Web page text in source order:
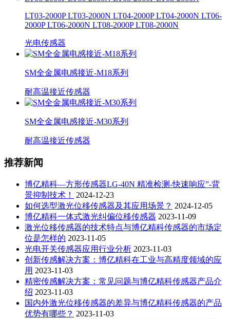
LT03-2000P LT03-2000N LT04-2000P LT04-2000N LT06-
2000P LT06-2000N LT08-2000P LT08-2000N
光电传感器
SM全金属电感接近-M18系列
耐高温接近传感器
SM全金属电感接近-M30系列
耐高温接近传感器
推荐新闻
博亿精科—方形传感器LG-40N 精准检测-快速响应”-背
景抑制技术！
2024-12-23
如何选型激光位移传感器及其应用场景？ 2024-12-05
博亿精科一体式激光纠偏位移传感器 2023-11-09
激光位移传感器的技术特点与博亿精科传感器的市场定
位是怎样的 2023-11-05
光电开关传感器应用行业分析 2023-11-03
创新传感解决方案：博亿精科在工业与高精度领域的应
用 2023-11-03
精密传感解决方案：常见问题与博亿精科传感器产品介
绍 2023-11-03
国内外激光位移传感器的差异与博亿精科传感器的产品
优势有哪些？ 2023-11-03